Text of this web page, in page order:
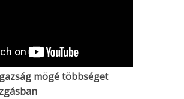
mögé többséget